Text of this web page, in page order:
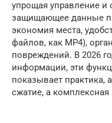
упрощая управление
защищающее данные
экономия места,
файлов, как MP4),
повреждений. В 2026
информации, эти
показывает практика,
сжатие, а комплексная